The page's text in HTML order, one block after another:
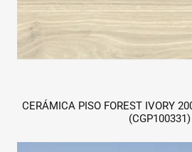
CERÁMICA PISO FOREST IVORY
(CGP100331)